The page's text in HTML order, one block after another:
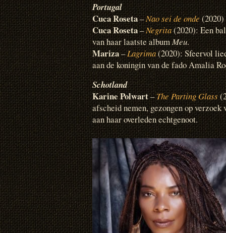
Portugal
Cuca Roseta–Nao sei de onde(2020)
Cuca Roseta–Negrita(2020): Een
van haar laatste albumMeu.
Mariza–Lagrima(2020): Sfeervol
aan de koningin van de fado Amalia
Schotland
Karine Polwart–The Parting Glass
afscheid nemen, gezongen op
aan haar overleden echtgenoot.